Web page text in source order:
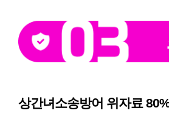
상간녀소송방어 위자료